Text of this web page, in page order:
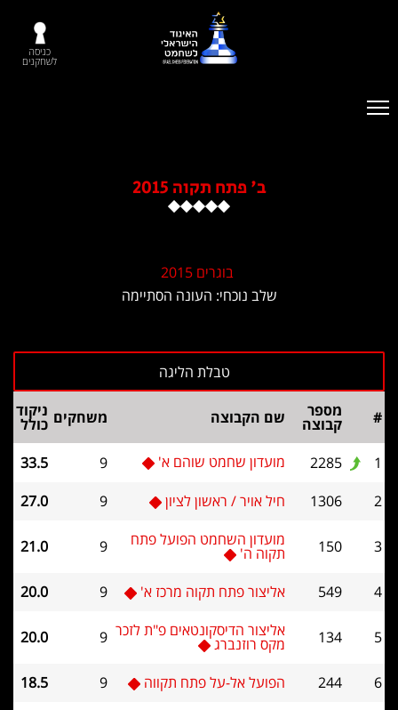
כניסה
לשחקנים
ב' פתח תקוה 2015
בוגרים 2015
שלב נוכחי: העונה הסתיימה
# מספר
קבוצה שם הקבוצה משחקים ניקוד
כולל
1
2285 מועדון שחמט שוהם א' 9
33.5
2
1306 חיל אויר / ראשון לציון 9
27.0
3
150 מועדון השחמט הפועל פתח
תקוה ה' 9
21.0
4
549 אליצור פתח תקוה מרכז א' 9
20.0
5
134 אליצור הדיסקונטאים פ"ת לזכר
מקס רוזנברג 9
20.0
6
244 הפועל אל-על פתח תקווה 9
18.5